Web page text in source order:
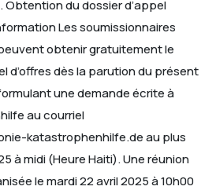
Obtention du dossier d’appel
Les soumissionnaires
obtenir gratuitement le
d’offres dès la parutiondu présent
une demande écrite à
au courriel
katastrophenhilfe.de au plus
à midi (Heure Haiti). Une réunion
le mardi 22 avril 2025 à 10h00